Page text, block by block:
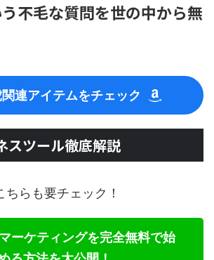
不毛な質問を世の中から無
連アイテムをチェック
スツール徹底解説
ちらも要チェック！
ーケティングを完全無料で始